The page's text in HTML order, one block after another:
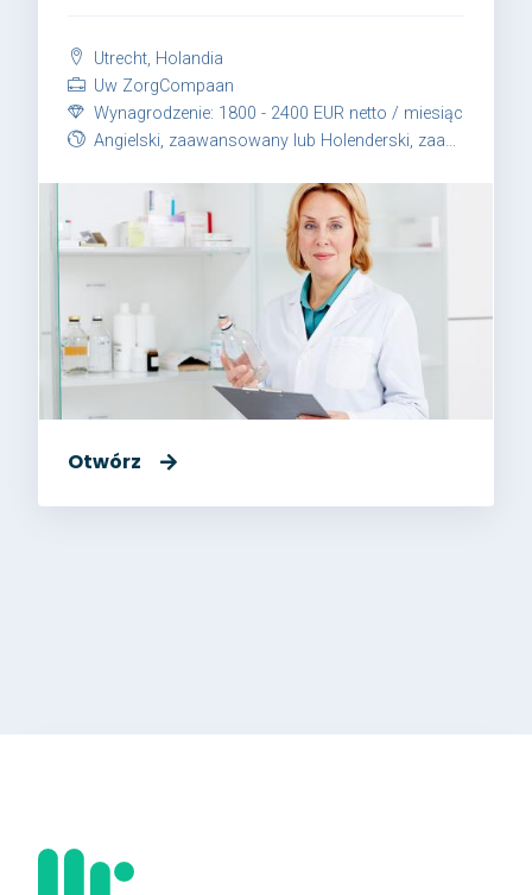
Utrecht, Holandia
Uw ZorgCompaan
Wynagrodzenie: 1800 - 2400 EUR netto / miesiąc
Angielski, zaawansowany lub Holenderski, zaawansowany
Otwórz